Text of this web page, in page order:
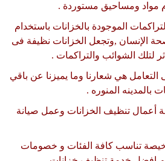
مواد ومساحيق مستوردة .
الموجودة بالخزانات باستخدام
الإنسان ,وتجعل الخزانات نظيفة فى
لتلك الشوائب والتراكمات .
التعامل هي شعارنا وما يميزنا عن باقي
بالمدينه المنوره .
أعمال تنظيف الخزانات وعمل صيانة
تناسب كافة الفئات و خصومات